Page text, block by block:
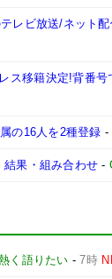
レビ放送/ネット
ス移籍決定!背番
の16人を2種登録 -
結果・組み合わせ -
く語りたい -7時